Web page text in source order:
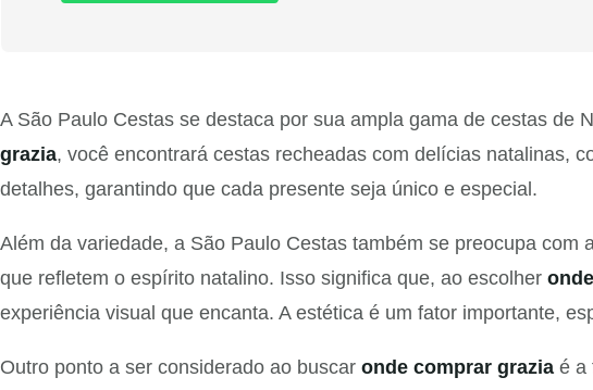
A São Paulo Cestas se destaca por sua ampla gama de cestas de
grazia, você encontrará cestas recheadas com delícias natalinas,
detalhes, garantindo que cada presente seja único e especial.
Além da variedade, a São Paulo Cestas também se preocupa
que refletem o espírito natalino. Isso significa que, ao escolher
experiência visual que encanta. A estética é um fator importante,
Outro ponto a ser considerado ao buscar onde comprar grazia é a